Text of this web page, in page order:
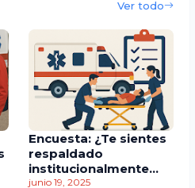
Ver todo
Encuesta: ¿Te sientes
respaldado
institucionalmente
cuando enfrentas una
junio 19, 2025